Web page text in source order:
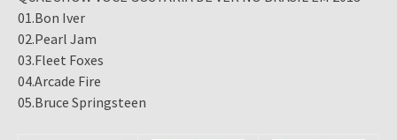
01.Bon Iver
02.Pearl Jam
03.Fleet Foxes
04.Arcade Fire
05.Bruce Springsteen